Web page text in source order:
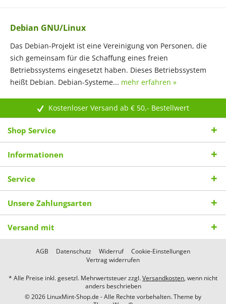
Debian GNU/Linux
Das Debian-Projekt ist eine Vereinigung von Personen, die
sich gemeinsam für die Schaffung eines freien
Betriebssystems eingesetzt haben. Dieses Betriebssystem
heißt Debian. Debian-Systeme... mehr erfahren »
Kostenloser Versand ab € 50,- Bestellwert
Shop Service
Informationen
Service
Unsere Zahlungsarten
Versand mit
AGB Datenschutz Widerruf
Cookie-Einstellungen
Vertrag widerrufen
* Alle Preise inkl. gesetzl. Mehrwertsteuer zzgl.Versandkosten, wenn nicht
anders beschrieben
© 2026 LinuxMint-Shop.de - Alle Rechte vorbehalten. Theme by